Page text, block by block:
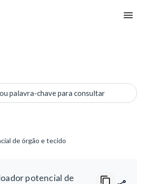
palavra-chave para consultar
de órgão e tecido
potencial de